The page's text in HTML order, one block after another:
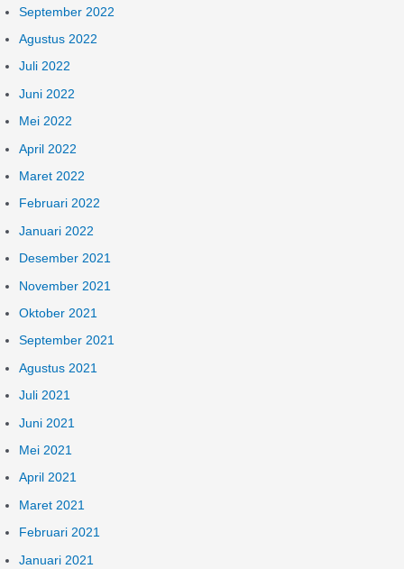
September 2022
Agustus 2022
Juli 2022
Juni 2022
Mei 2022
April 2022
Maret 2022
Februari 2022
Januari 2022
Desember 2021
November 2021
Oktober 2021
September 2021
Agustus 2021
Juli 2021
Juni 2021
Mei 2021
April 2021
Maret 2021
Februari 2021
Januari 2021